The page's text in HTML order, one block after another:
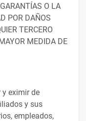
O LA
POR DAÑOS
TERCERO
MEDIDA DE
y eximir de
y sus
empleados,